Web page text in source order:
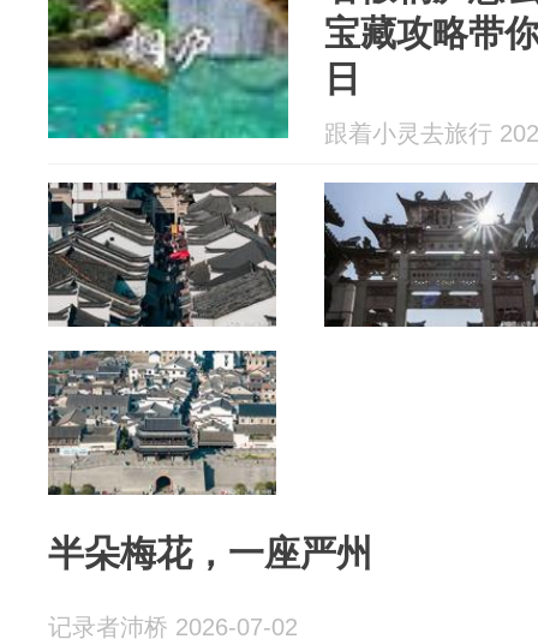
宝藏攻略带
日
跟着小灵去旅行
半朵梅花，一座严州
记录者沛桥 2026-07-02